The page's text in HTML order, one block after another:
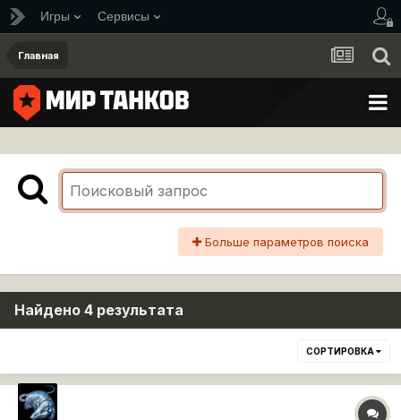
Игры Сервисы
Главная
Больше параметров поиска
Найдено 4 результата
СОРТИРОВКА